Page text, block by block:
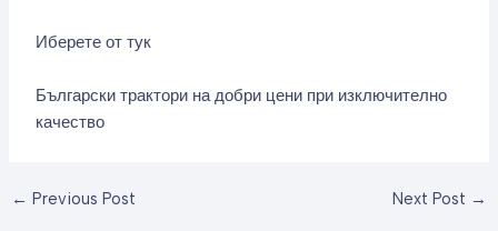
Иберете от тук
Български трактори на добри цени при изключително
качество
← Previous Post Next Post →